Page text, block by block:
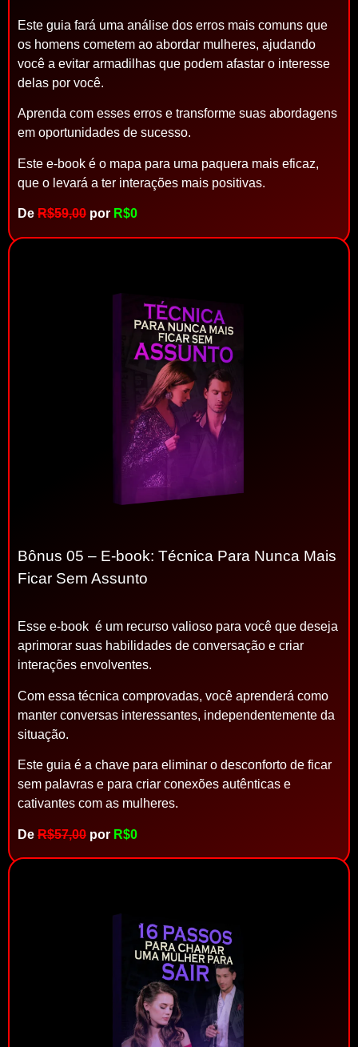
Este guia fará uma análise dos erros mais comuns que
os homens cometem ao abordar mulheres, ajudando
você a evitar armadilhas que podem afastar o interesse
delas por você.
Aprenda com esses erros e transforme suas abordagens
em oportunidades de sucesso.
Este e-book é o mapa para uma paquera mais eficaz,
que o levará a ter interações mais positivas.
De R$59,00 por R$0
Bônus 05 – E-book: Técnica Para Nunca Mais
Ficar Sem Assunto
Esse e-book é um recurso valioso para você que deseja
aprimorar suas habilidades de conversação e criar
interações envolventes.
Com essa técnica comprovadas, você aprenderá como
manter conversas interessantes, independentemente da
situação.
Este guia é a chave para eliminar o desconforto de ficar
sem palavras e para criar conexões autênticas e
cativantes com as mulheres.
De R$57,00 por R$0